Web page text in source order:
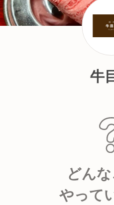
牛
どん
やって